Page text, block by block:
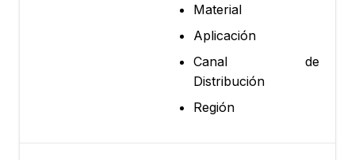
Material
Aplicación
Canal de
Distribución
Región